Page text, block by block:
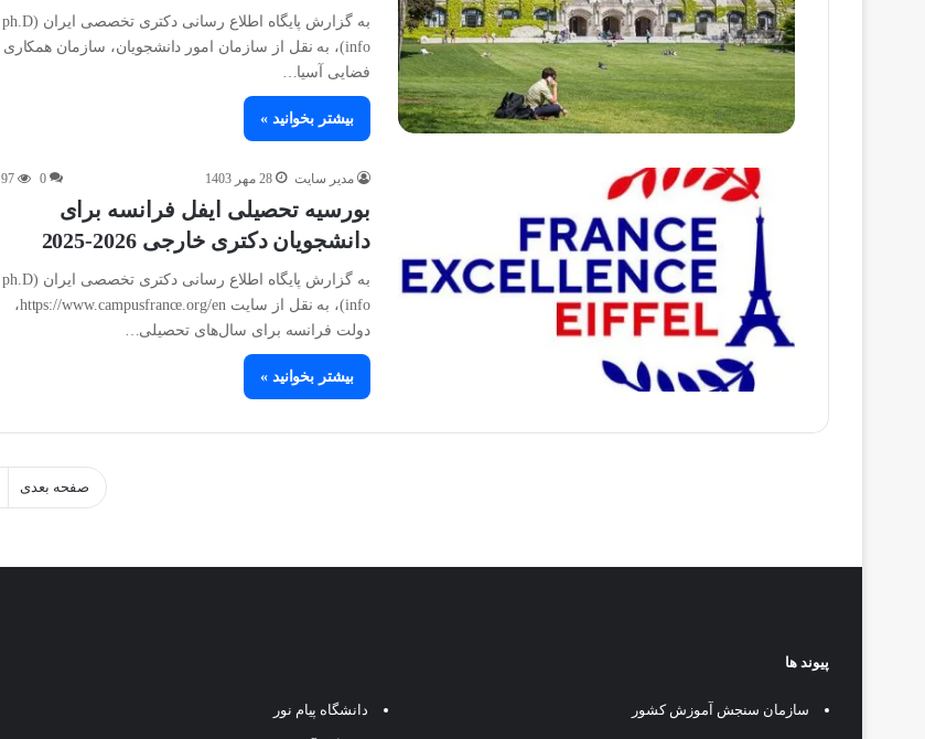
به گزارش پایگاه اطلاع رسانی دکتری تخصصی ایران (ph.D
info)، به نقل از سازمان امور دانشجویان، سازمان همکاری
فضایی آسیا…
بیشتر بخوانید »
مدیر سایت 28 مهر 1403 0
97
بورسیه تحصیلی ایفل فرانسه برای
دانشجویان دکتری خارجی 2026-2025
به گزارش پایگاه اطلاع رسانی دکتری تخصصی ایران (ph.D
info)، به نقل از سایت https://www.campusfrance.org/en،
دولت فرانسه برای سال‌های تحصیلی…
بیشتر بخوانید »
صفحه بعدی
پیوند ها
سازمان سنجش آموزش کشور دانشگاه پیام نور